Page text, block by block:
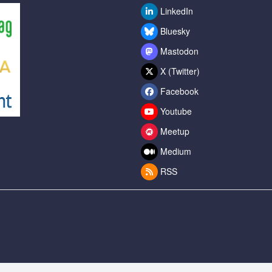
LinkedIn
Bluesky
Mastodon
X (Twitter)
Facebook
Youtube
Meetup
Medium
RSS